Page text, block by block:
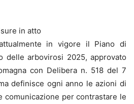
in atto
in vigore il Piano di
delle arbovirosi 2025, approvato
con Delibera n. 518 del 7
definisce ogni anno le azioni di
comunicazione per contrastare le